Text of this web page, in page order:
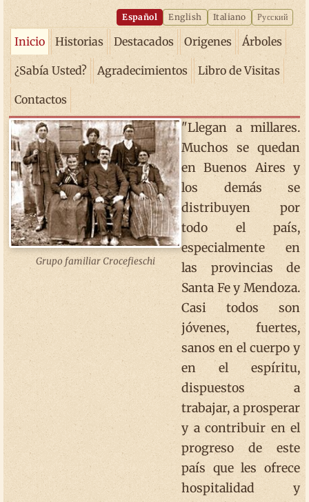
Español English Italiano Русский
Inicio Historias Destacados Origenes Árboles
¿Sabía Usted? Agradecimientos Libro de Visitas
Contactos
Grupo familiar Crocefieschi
"Llegan a millares.
Muchos se quedan
en Buenos Aires y
los demás se
distribuyen por
todo el país,
especialmente en
las provincias de
Santa Fe y Mendoza.
Casi todos son
jóvenes, fuertes,
sanos en el cuerpo y
en el espíritu,
dispuestos a
trabajar, a prosperar
y a contribuir en el
progreso de este
país que les ofrece
hospitalidad y